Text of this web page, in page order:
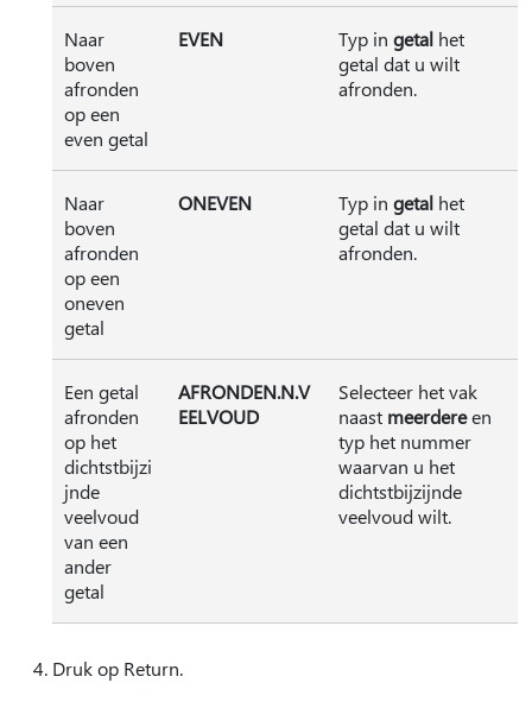
Naar
boven
afronden
op een
even getal
EVEN Typ in getal het
getal dat u wilt
afronden.
Naar
boven
afronden
op een
oneven
getal
ONEVEN Typ in getal het
getal dat u wilt
afronden.
Een getal
afronden
op het
dichtstbijzi
jnde
veelvoud
van een
ander
getal
AFRONDEN.N.V
EELVOUD
Selecteer het vak
naast meerdereen
typ het nummer
waarvan u het
dichtstbijzijnde
veelvoud wilt.
Druk op Return.